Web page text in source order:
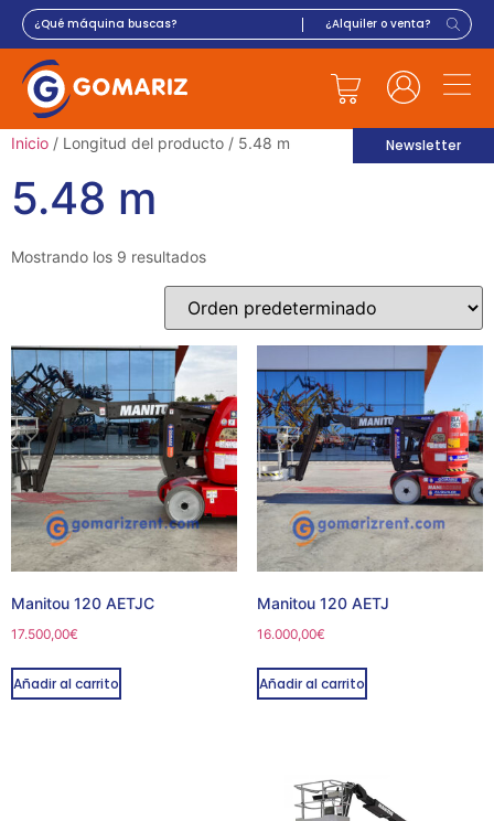
Newsletter
Inicio / Longitud del producto / 5.48 m
5.48 m
Mostrando los 9 resultados
Manitou 120 AETJC
17.500,00€
Añadir al carrito
Manitou 120 AETJ
16.000,00€
Añadir al carrito